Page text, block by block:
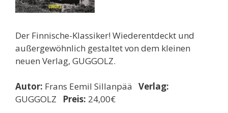
Der Finnische-Klassiker! Wiederentdeckt und
außergewöhnlich gestaltet von dem kleinen
neuen Verlag, GUGGOLZ.
Autor: Frans Eemil Sillanpää Verlag:
GUGGOLZ Preis: 24,00€